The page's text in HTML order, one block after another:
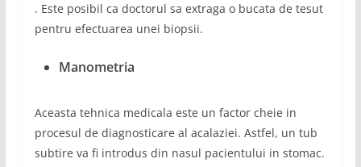
. Este posibil ca doctorul sa extraga o bucata de tesut
pentru efectuarea unei biopsii.
Manometria
Aceasta tehnica medicala este un factor cheie in
procesul de diagnosticare al acalaziei. Astfel, un tub
subtire va fi introdus din nasul pacientului in stomac.